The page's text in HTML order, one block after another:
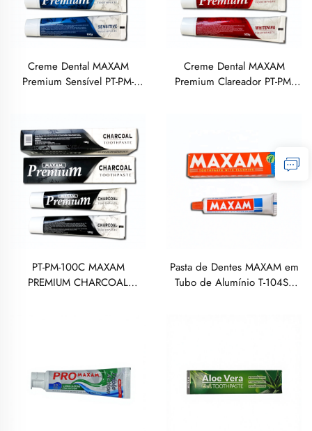
Creme Dental MAXAM
Premium Sensível PT-PM-
Creme Dental MAXAM
Premium Clareador PT-PM-
PT-PM-100C MAXAM
PREMIUM CHARCOAL
Pasta de Dentes MAXAM em
Tubo de Alumínio T-104ST